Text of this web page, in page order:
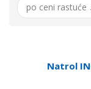
po ceni rastuće
Natrol